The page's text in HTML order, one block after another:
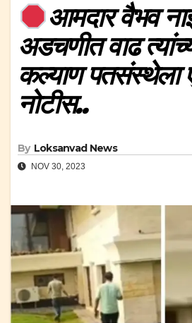
आमदार वैभव
अडचणीत वाढ
कल्याण पतसंस्थेला
नोटीस..
By Loksanvad News
NOV 30, 2023